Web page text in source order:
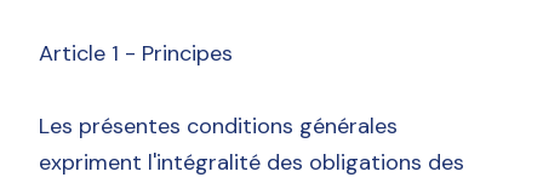
Article 1 - Principes
Les présentes conditions générales
expriment l'intégralité des obligations des